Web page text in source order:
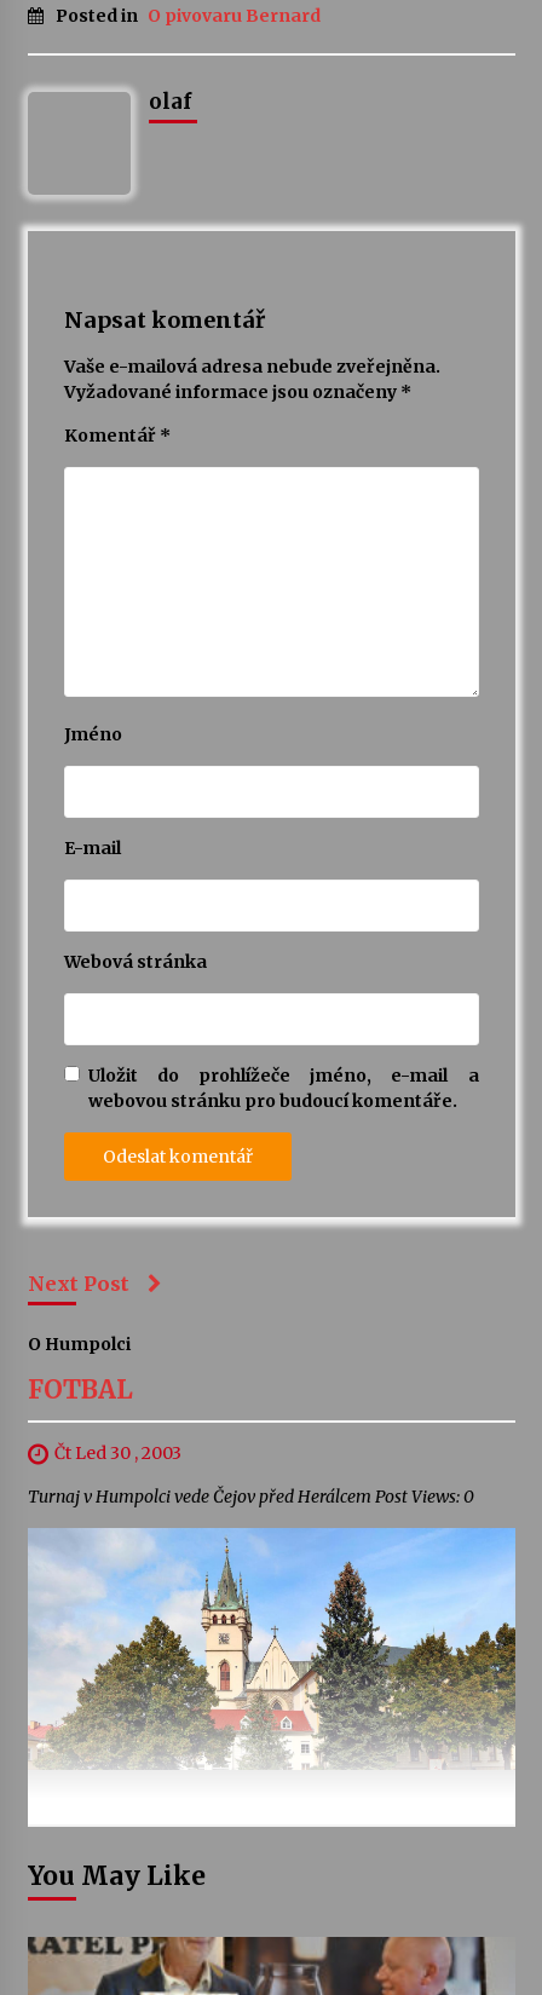
14. 7. 2026
Za kulturou kousek za Humpolec. V Želivě ožije
odkaz Josefa Čapka
Želiv
Petr Adamec – Malovaný svět
Posted in O pivovaru Bernard
olaf
Napsat komentář
Vaše e-mailová adresa nebude zveřejněna.
Vyžadované informace jsou označeny *
Komentář *
Jméno
E-mail
Webová stránka
Uložit do prohlížeče jméno, e-mail a
webovou stránku pro budoucí komentáře.
Next Post
O Humpolci
FOTBAL
Čt Led 30 , 2003
Turnaj v Humpolci vede Čejov před Herálcem Post Views: 0
You May Like